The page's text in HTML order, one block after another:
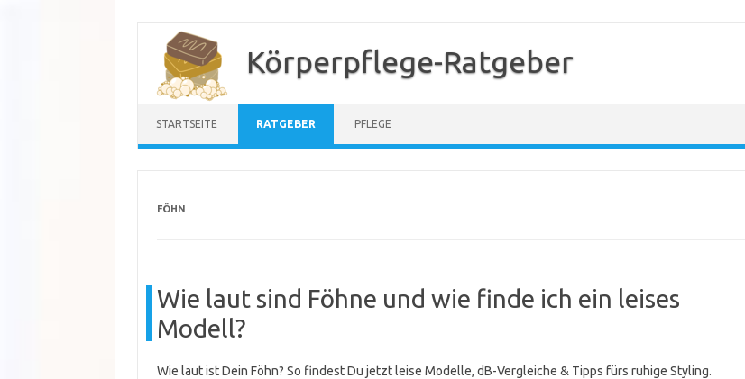
Inhalt
springen
Körperpflege-Ratgeber
STARTSEITE RATGEBER PFLEGE
FÖHN
Wie laut sind Föhne und wie finde ich ein leises
Modell?
Wie laut ist Dein Föhn? So findest Du jetzt leise Modelle, dB-Vergleiche & Tipps fürs ruhige Styling.